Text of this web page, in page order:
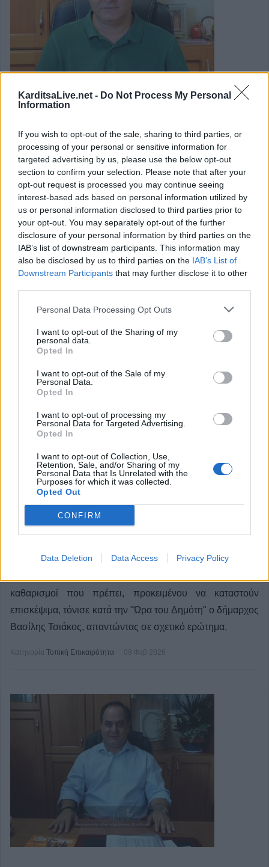
KarditsaLive.net - Do Not Process My Personal
Information
If you wish to opt-out of the sale, sharing to third parties, or
processing of your personal or sensitive information for
targeted advertising by us, please use the below opt-out
section to confirm your selection. Please note that after your
opt-out request is processed you may continue seeing
interest-based ads based on personal information utilized by
us or personal information disclosed to third parties prior to
your opt-out. You may separately opt-out of the further
disclosure of your personal information by third parties on the
IAB’s list of downstream participants. This information may
also be disclosed by us to third parties on the IAB’s List of
Downstream Participants that may further disclose it to other
Personal Data Processing Opt Outs
I want to opt-out of the Sharing of my
personal data.
Opted In
I want to opt-out of the Sale of my
Personal Data.
Opted In
I want to opt-out of processing my
Personal Data for Targeted Advertising.
Opted In
I want to opt-out of Collection, Use,
Retention, Sale, and/or Sharing of my
Personal Data that Is Unrelated with the
Purposes for which it was collected.
Opted Out
CONFIRM
Data Deletion Data Access Privacy Policy
Το πρόβλημα στάθμευσης στην
Καρδίτσα, αντικείμενο ερωτήσεων στην
«Ώρα του Δημότη»
Το πρόβλημα στάθμευσης δεν είναι μόνο του Δήμου
Καρδίτσας αλλά όλων των πόλεων της Ελλάδας,
σημείωσε ο κ. Τσιάκος απαντώντας σε σχετικό ερώτημα
κατά την ώρα του Δημότη.
Κατηγορία Τοπική Επικαιρότητα 09 Φεβ 2026
Για άμεσα επισκέψιμα Πάρκα
Κυκλοφοριακής Αγωγής μίλησε ο
καθαρισμοί που πρέπει, προκειμένου να καταστούν
επισκέψιμα, τόνισε κατά την "Ώρα του Δημότη" ο δήμαρχος
Βασίλης Τσιάκος, απαντώντας σε σχετικό ερώτημα.
Κατηγορία Τοπική Επικαιρότητα 09 Φεβ 2026